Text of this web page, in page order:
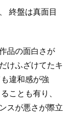
終盤は真面目
品の面白さが
けふざけてたキ
違和感が強
ことも有り、
スが悪さが際立